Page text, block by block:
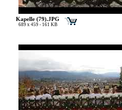
Kapelle (79).JPG
689 x 459 - 161 KB